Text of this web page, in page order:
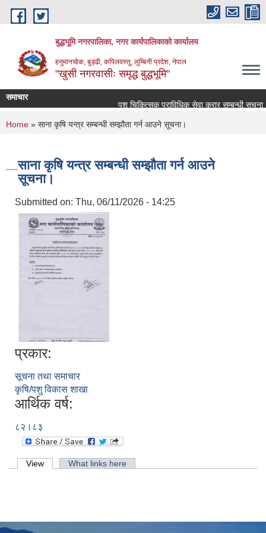
Skip to main content
बुद्धभूमि नगरपालिका, नगर कार्यपालिकाको कार्यालय
हनुमानचोक, बुड्ढी, कपिलवस्तु, लुम्बिनी प्रदेश, नेपाल
"खुसी नगरवासीः समृद्ध बुद्धभूमि"
समाचार
पशु चिकित्सक प्राविधिक सेवा करार सम्बन्धी सूचना !
You are here
Home » साना कृषि यन्त्र सम्बन्धी सम्झौता गर्न आउने सूचना।
साना कृषि यन्त्र सम्बन्धी सम्झौता गर्न आउने
सूचना।
Submitted on: Thu, 06/11/2026 - 14:25
प्रकार:
सूचना तथा समाचार
कृषि/पशु विकास शाखा
आर्थिक वर्ष:
८२।८३
Primary tabs
View (active tab)What links here